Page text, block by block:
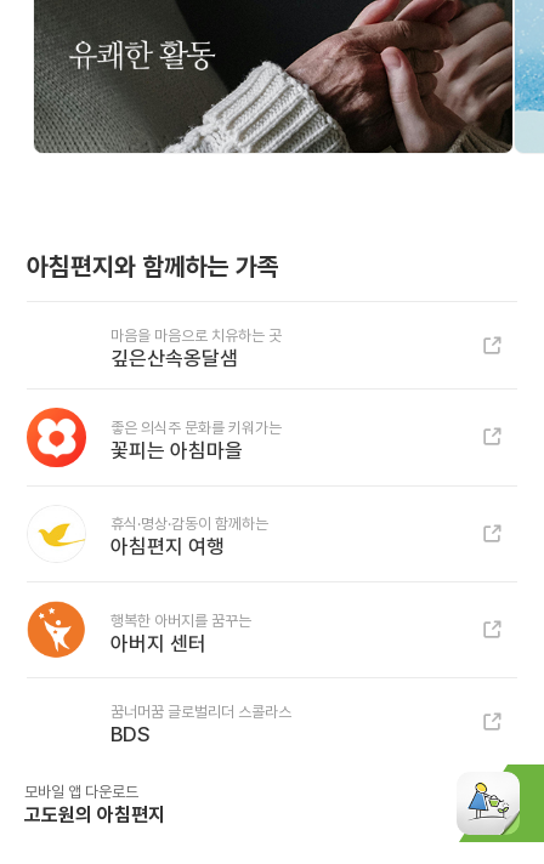
아침편지와 함께하는 가족
마음을 마음으로 치유하는 곳
깊은산속옹달샘
좋은 의식주 문화를 키워가는
꽃피는 아침마을
휴식·명상·감동이 함께하는
아침편지 여행
행복한 아버지를 꿈꾸는
아버지 센터
꿈너머꿈 글로벌리더 스콜라스
BDS
모바일 앱 다운로드
고도원의 아침편지